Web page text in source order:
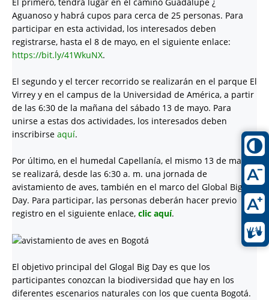
Aguanoso y habrá cupos para cerca de 25 personas. Para
participar en esta actividad, los interesados deben
registrarse, hasta el 8 de mayo, en el siguiente enlace:
https://bit.ly/41WkuNX.
El segundo y el tercer recorrido se realizarán en el parque El
Virrey y en el campus de la Universidad de América, a partir
de las 6:30 de la mañana del sábado 13 de mayo. Para
unirse a estas dos actividades, los interesados deben
inscribirse aquí.
Por último, en el humedal Capellanía, el mismo 13 de mayo
se realizará, desde las 6:30 a. m. una jornada de
avistamiento de aves, también en el marco del Global Big
Day. Para participar, las personas deberán hacer previo
registro en el siguiente enlace, clic aquí.
El objetivo principal del Glogal Big Day es que los
participantes conozcan la biodiversidad que hay en los
diferentes escenarios naturales con los que cuenta Bogotá.